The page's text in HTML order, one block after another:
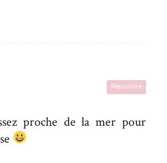
Répondre
proche de la mer pour